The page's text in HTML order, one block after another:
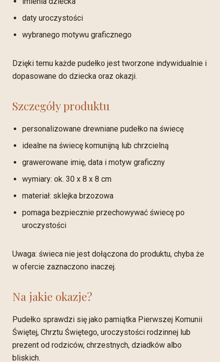
daty uroczystości
wybranego motywu graficznego
Dzięki temu każde pudełko jest tworzone indywidualnie i
dopasowane do dziecka oraz okazji.
Szczegóły produktu
personalizowane drewniane pudełko na świecę
idealne na świecę komunijną lub chrzcielną
grawerowane imię, data i motyw graficzny
wymiary: ok. 30 x 8 x 8 cm
materiał: sklejka brzozowa
pomaga bezpiecznie przechowywać świecę po
uroczystości
Uwaga: świeca nie jest dołączona do produktu, chyba że
w ofercie zaznaczono inaczej.
Na jakie okazje?
Pudełko sprawdzi się jako pamiątka Pierwszej Komunii
Świętej, Chrztu Świętego, uroczystości rodzinnej lub
prezent od rodziców, chrzestnych, dziadków albo
bliskich.